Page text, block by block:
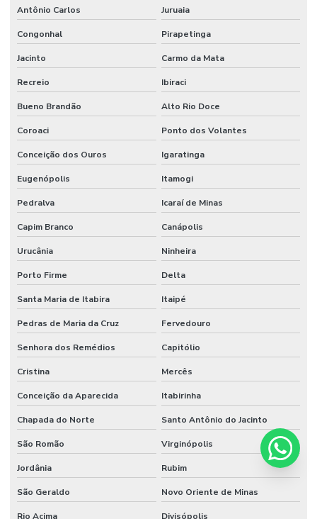
Antônio Carlos Juruaia
Congonhal Pirapetinga
Jacinto Carmo da Mata
Recreio Ibiraci
Bueno Brandão Alto Rio Doce
Coroaci Ponto dos Volantes
Conceição dos Ouros Igaratinga
Eugenópolis Itamogi
Pedralva Icaraí de Minas
Capim Branco Canápolis
Urucânia Ninheira
Porto Firme Delta
Santa Maria de Itabira Itaipé
Pedras de Maria da Cruz Fervedouro
Senhora dos Remédios Capitólio
Cristina Mercês
Conceição da Aparecida Itabirinha
Chapada do Norte Santo Antônio do Jacinto
São Romão Virginópolis
Jordânia Rubim
São Geraldo Novo Oriente de Minas
Rio Acima Divisópolis